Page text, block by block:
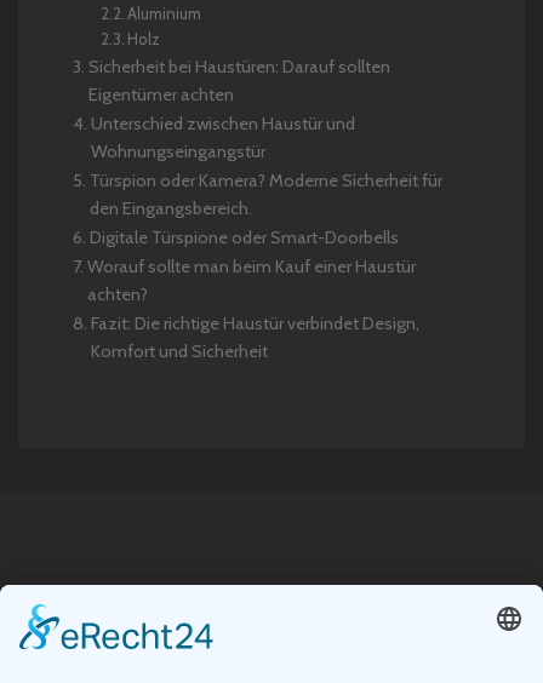
Aluminium
Holz
Sicherheit bei Haustüren: Darauf sollten
Eigentümer achten
Unterschied zwischen Haustür und
Wohnungseingangstür
Türspion oder Kamera? Moderne Sicherheit für
den Eingangsbereich.
Digitale Türspione oder Smart-Doorbells
Worauf sollte man beim Kauf einer Haustür
achten?
Fazit: Die richtige Haustür verbindet Design,
Komfort und Sicherheit